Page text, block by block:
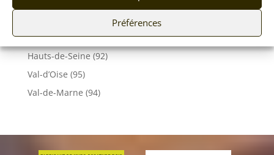
Préférences
Essonne (91)
Hauts-de-Seine (92)
Val-d’Oise (95)
Val-de-Marne (94)